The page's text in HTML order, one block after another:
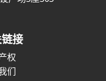
接
权
们